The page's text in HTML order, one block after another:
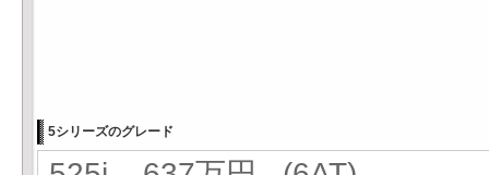
5シリーズのグレード